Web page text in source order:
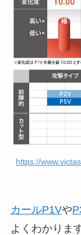
https://
カールP1Vや
よくわかります